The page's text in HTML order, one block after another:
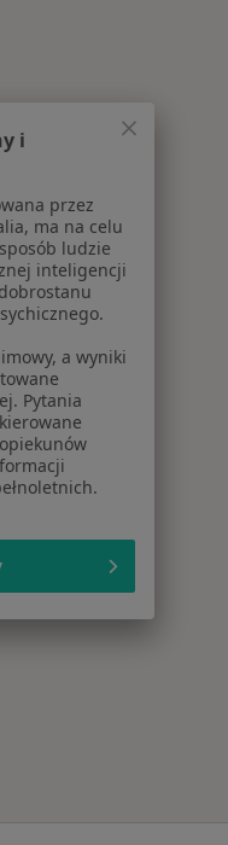
Górniczej
Bytomia
i
przez
ma na celu
ludzie
inteligencji
a wyniki
Pytania